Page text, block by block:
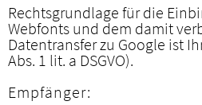
Rechtsgrundlage für die
Webfonts und dem damit
Datentransfer zu Google ist
Abs. 1 lit. a DSGVO).
Empfänger: